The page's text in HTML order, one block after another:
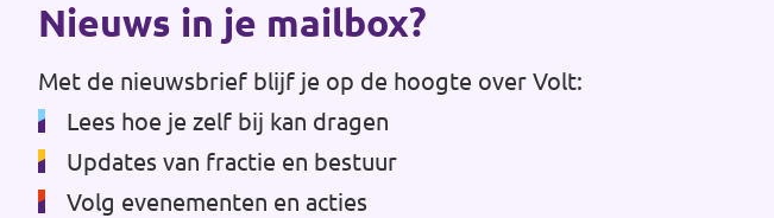
Nieuws in je mailbox?
Met de nieuwsbrief blijf je op de hoogte over Volt:
Lees hoe je zelf bij kan dragen
Updates van fractie en bestuur
Volg evenementen en acties